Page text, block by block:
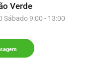
Verde
Sábado 9:00 - 13:00